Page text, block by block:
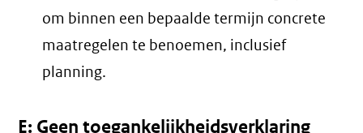
om binnen een bepaalde termijn concrete
maatregelen te benoemen, inclusief
planning.
E: Geen toegankelijkheidsverklaring